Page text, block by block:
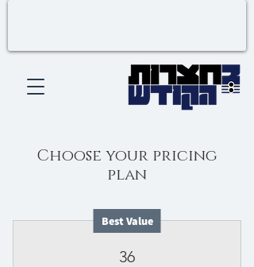
Choose your pricing
plan
Best Value
36